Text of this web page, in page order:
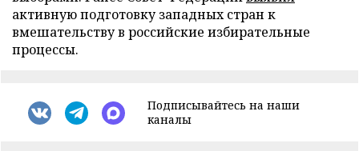
активную подготовку западных стран к
вмешательству в российские избирательные
процессы.
Подписывайтесь на наши
каналы